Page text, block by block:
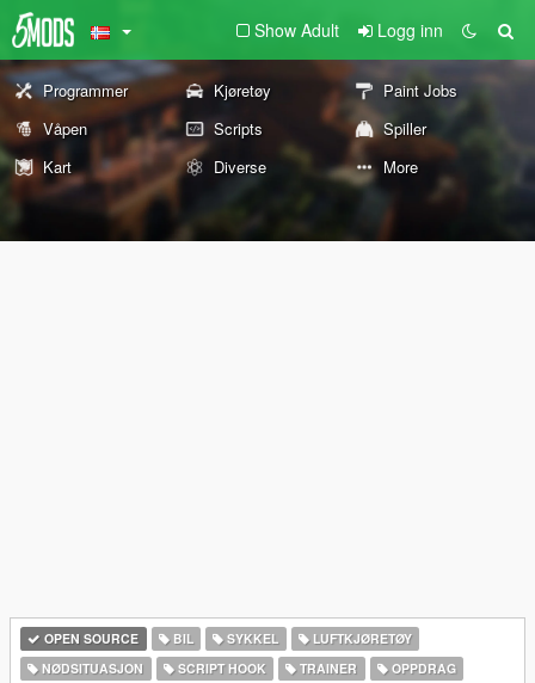
Show Adult Logg inn
Programmer Kjøretøy
Paint Jobs
Våpen
Scripts
Spiller
Kart
Diverse More
OPEN SOURCE BIL SYKKEL
LUFTKJØRETØY
NØDSITUASJON
SCRIPT HOOK TRAINER
OPPDRAG